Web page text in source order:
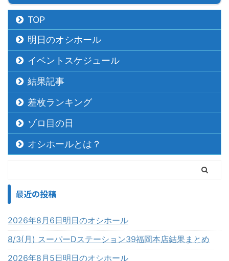
TOP
明日のオシホール
イベントスケジュール
結果記事
差枚ランキング
ゾロ目の日
オシホールとは？
最近の投稿
2026年8月6日明日のオシホール
8/3(月) スーパーDステーション39福岡本店結果まとめ
2026年8月5日明日のオシホール